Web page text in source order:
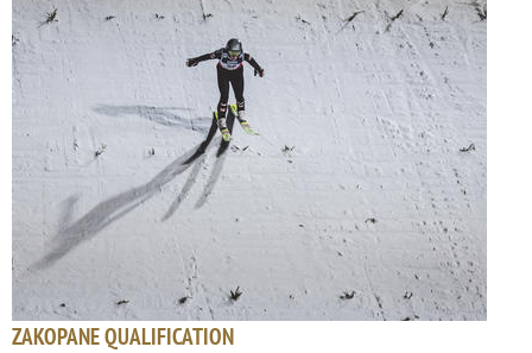
ZAKOPANE QUALIFICATION